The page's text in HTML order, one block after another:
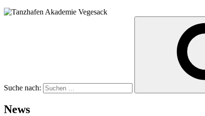
Suche nach:
News